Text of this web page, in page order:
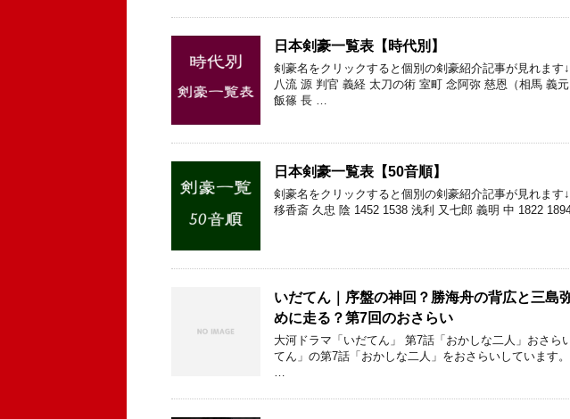
日本剣豪一覧表【時代別】
剣豪名をクリックすると個別の剣豪紹介記事が見れま
八流 源 判官 義経 太刀の術 室町 念阿弥 慈恩（相馬 義
飯篠 長 …
日本剣豪一覧表【50音順】
剣豪名をクリックすると個別の剣豪紹介記事が見れま
移香斎 久忠 陰 1452 1538 浅利 又七郎 義明 中 1822
いだてん｜序盤の神回？勝海舟の背広と三島
めに走る？第7回のおさらい
大河ドラマ「いだてん」 第7話「おかしな二人」おさら
てん」の第7話「おかしな二人」をおさらいしています
…